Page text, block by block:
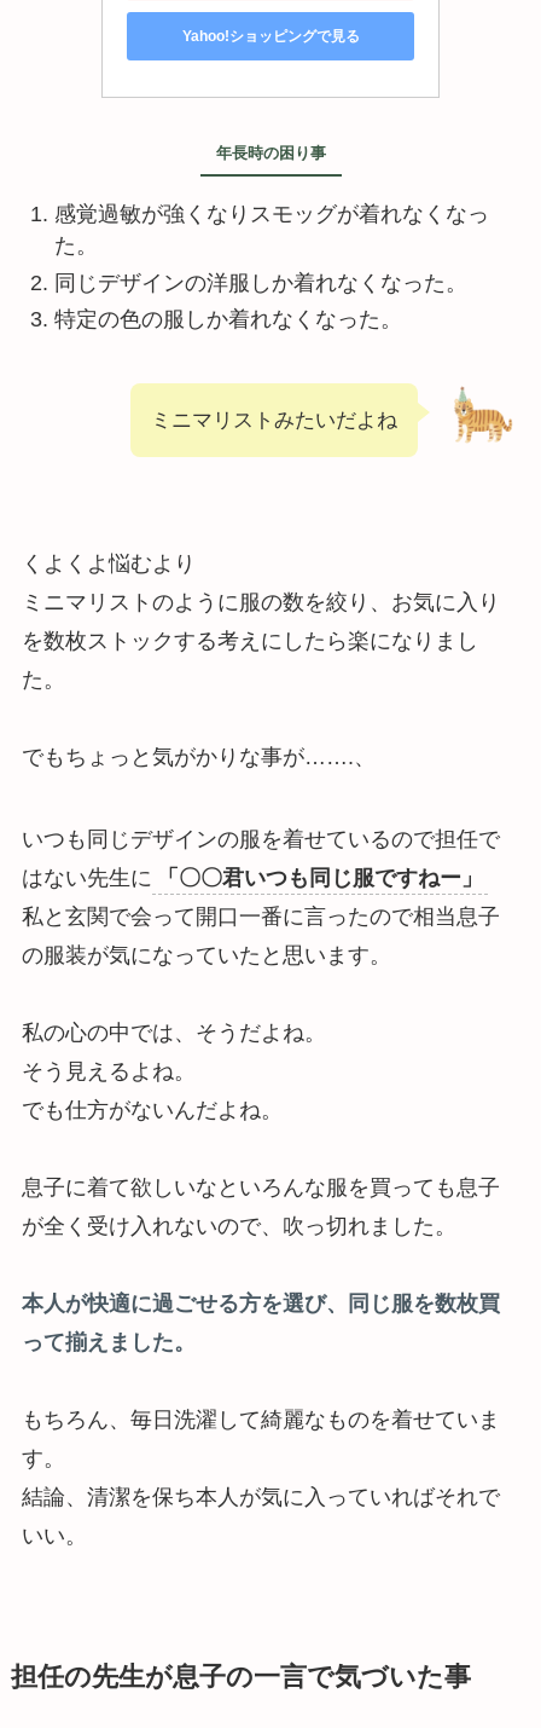
Yahoo!ショッピングで見る
年長時の困り事
感覚過敏が強くなりスモッグが着れなくなっ
た。
同じデザインの洋服しか着れなくなった。
特定の色の服しか着れなくなった。
ミニマリストみたいだよね
くよくよ悩むより
ミニマリストのように服の数を絞り、お気に入り
を数枚ストックする考えにしたら楽になりまし
た。
でもちょっと気がかりな事が…….、
いつも同じデザインの服を着せているので担任で
はない先生に
「〇〇君いつも同じ服ですねー」
私と玄関で会って開口一番に言ったので相当息子
の服装が気になっていたと思います。
私の心の中では、そうだよね。
そう見えるよね。
でも仕方がないんだよね。
息子に着て欲しいなといろんな服を買っても息子
が全く受け入れないので、吹っ切れました。
本人が快適に過ごせる方を選び、同じ服を数枚買
って揃えました。
もちろん、毎日洗濯して綺麗なものを着せていま
す。
結論、清潔を保ち本人が気に入っていればそれで
いい。
担任の先生が息子の一言で気づいた事